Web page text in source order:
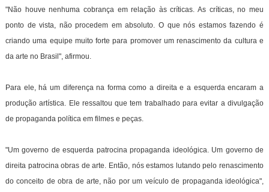
"Não houve nenhuma cobrança em relação às críticas. As críticas, no meu
ponto de vista, não procedem em absoluto. O que nós estamos fazendo é
criando uma equipe muito forte para promover um renascimento da cultura e
da arte no Brasil", afirmou.
Para ele, há um diferença na forma como a direita e a esquerda encaram a
produção artística. Ele ressaltou que tem trabalhado para evitar a divulgação
de propaganda política em filmes e peças.
"Um governo de esquerda patrocina propaganda ideológica. Um governo de
direita patrocina obras de arte. Então, nós estamos lutando pelo renascimento
do conceito de obra de arte, não por um veículo de propaganda ideológica",